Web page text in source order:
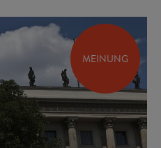
MEINUNG